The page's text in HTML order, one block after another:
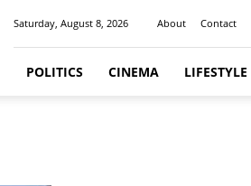
Saturday, August 8, 2026 About Contact
POLITICS CINEMA LIFESTYLE